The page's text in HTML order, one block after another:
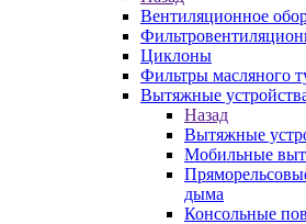
Вентиляционное
Циклоны
Фильтры масляного
Вытяжные
Назад
Вытяжные
Мобильные
дыма
Консольные